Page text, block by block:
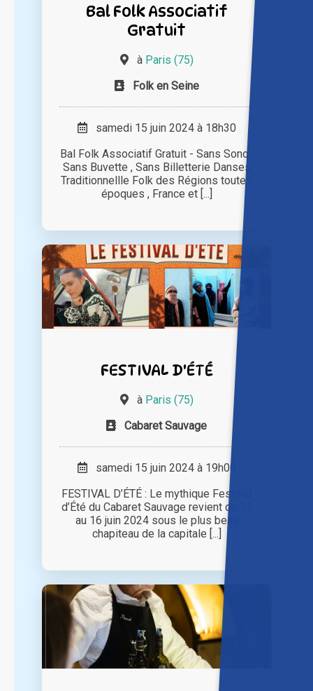
Bal Folk Associatif
Gratuit
à Paris (75)
Folk en Seine
samedi 15 juin 2024 à 18h30
Bal Folk Associatif Gratuit - Sans Sono ,
Sans Buvette , Sans Billetterie Danses
Traditionnellle Folk des Régions toutes
époques , France et [...]
FESTIVAL D'ÉTÉ
à Paris (75)
Cabaret Sauvage
samedi 15 juin 2024 à 19h00
FESTIVAL D’ÉTÉ : Le mythique Festival
d’Été du Cabaret Sauvage revient du 11
au 16 juin 2024 sous le plus beau
chapiteau de la capitale [...]